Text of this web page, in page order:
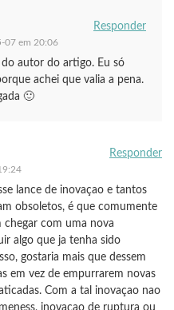
07 em 20:06
Responder
autor do artigo. Eu só
achei que valia a pena.
🙂
Responder
lance de inovaçao e tantos
obsoletos, é que comumente
chegar com uma nova
algo que ja tenha sido
gostaria mais que dessem
em vez de empurrarem novas
Com a tal inovaçao nao